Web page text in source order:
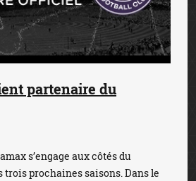
partenaire du
s’engage aux côtés du
trois prochaines saisons. Dans le